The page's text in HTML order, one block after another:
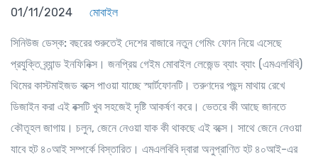
01/11/2024 মোবাইল
সিনিউজ ডেস্ক: বছরের শুরুতেই দেশের বাজারে নতুন গেমিং ফোন নিয়ে এসেছে
প্রযুক্তি ব্র্যান্ড ইনফিনিক্স। জনপ্রিয় গেইম মোবাইল লেজেন্ড ব্যাং ব্যাং (এমএলবিবি)
থিমের কাস্টমাইজড বক্সে পাওয়া যাচ্ছে স্মার্টফোনটি। তরুণদের পছন্দ মাথায় রেখে
ডিজাইন করা এই বক্সটি খুব সহজেই দৃষ্টি আকর্ষণ করে। ভেতরে কী আছে জানতে
কৌতূহল জাগায়। চলুন, জেনে নেওয়া যাক কী থাকছে এই বক্সে। সাথে জেনে নেওয়া
যাবে হট ৪০আই সম্পর্কে বিস্তারিত। এমএলবিবি দ্বারা অনুপ্রাণিত হট ৪০আই-এর